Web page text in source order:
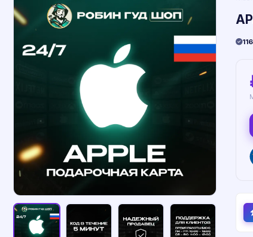
116